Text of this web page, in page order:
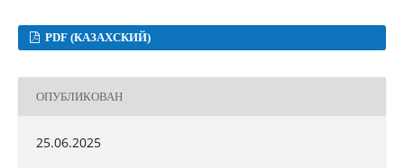
PDF (КАЗАХСКИЙ)
ОПУБЛИКОВАН
25.06.2025